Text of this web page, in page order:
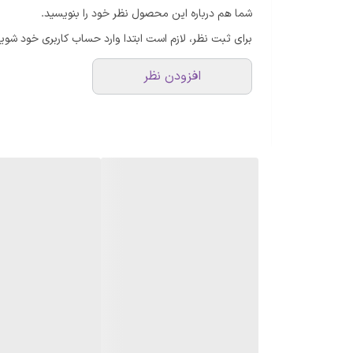
شما هم درباره این محصول نظر خود را بنویسید.
برای ثبت نظر، لازم است ابتدا وارد حساب کاربری خود
افزودن نظر